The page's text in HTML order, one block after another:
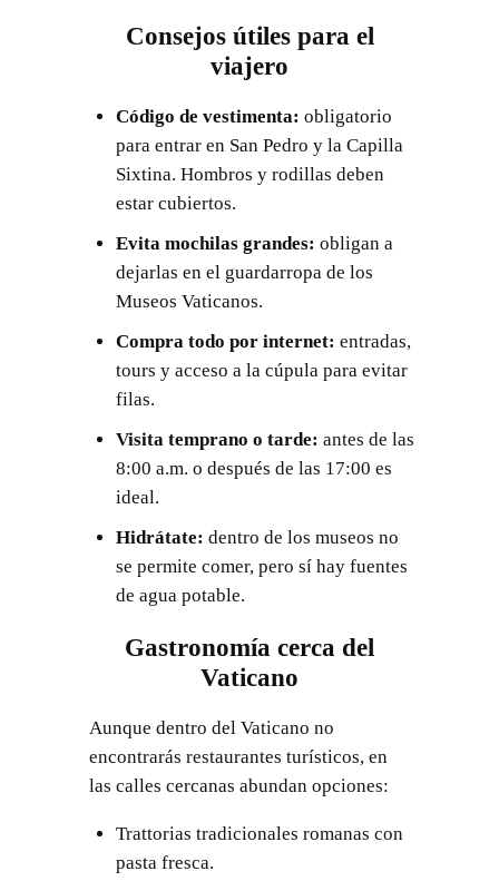
Consejos útiles para el
viajero
Código de vestimenta: obligatorio
para entrar en San Pedro y la Capilla
Sixtina. Hombros y rodillas deben
estar cubiertos.
Evita mochilas grandes: obligan a
dejarlas en el guardarropa de los
Museos Vaticanos.
Compra todo por internet: entradas,
tours y acceso a la cúpula para evitar
filas.
Visita temprano o tarde: antes de las
8:00 a.m. o después de las 17:00 es
ideal.
Hidrátate: dentro de los museos no
se permite comer, pero sí hay fuentes
de agua potable.
Gastronomía cerca del
Vaticano
Aunque dentro del Vaticano no
encontrarás restaurantes turísticos, en
las calles cercanas abundan opciones:
Trattorias tradicionales romanas con
pasta fresca.